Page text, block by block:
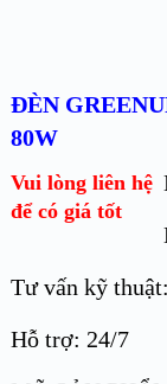
ĐÈN
80W
Vui lòng liên hệ
để có giá tốt
Tư vấn kỹ
Hỗ trợ: 24/7